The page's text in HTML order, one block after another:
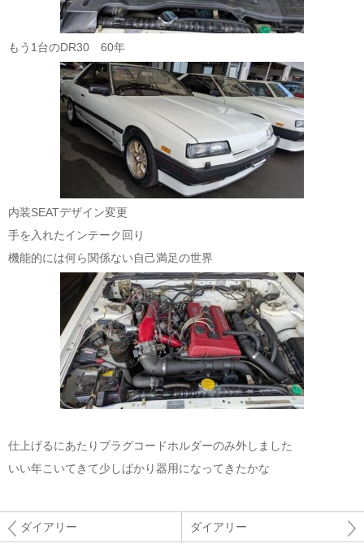
もう1台のDR30 60年
内装SEATデザイン変更
手を入れたインテーク回り
機能的には何ら関係ない自己満足の世界
仕上げるにあたりプラグコードホルダーのみ外しました
いい年こいてきて少しばかり器用になってきたかな
ダイアリー ダイアリー